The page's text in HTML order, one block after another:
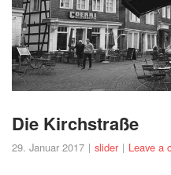
Die Kirchstraße
29. Januar 2017 slider Leave a